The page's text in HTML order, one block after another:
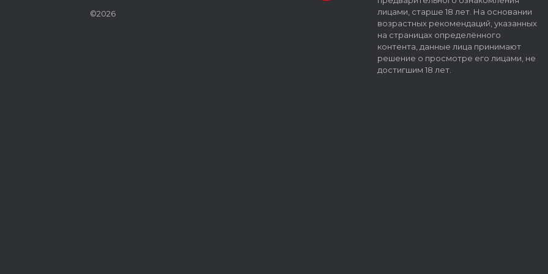
©2026
лицами, старше 18 лет. На основании
возрастных рекомендаций, указанных
на страницах определённого
контента, данные лица принимают
решение о просмотре его лицами, не
достигшим 18 лет.